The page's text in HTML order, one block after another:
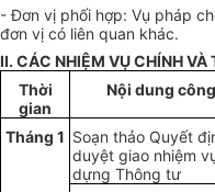
- Đơn vị phối hợp: Vụ pháp
đơn vị có liên quan khác.
II. CÁC NHIỆM VỤ CHÍNH VÀ
Thời
gian
Nội dung
Tháng 1 Soạn thảo Quyết
duyệt giao nhiệm
dựng Thông tư